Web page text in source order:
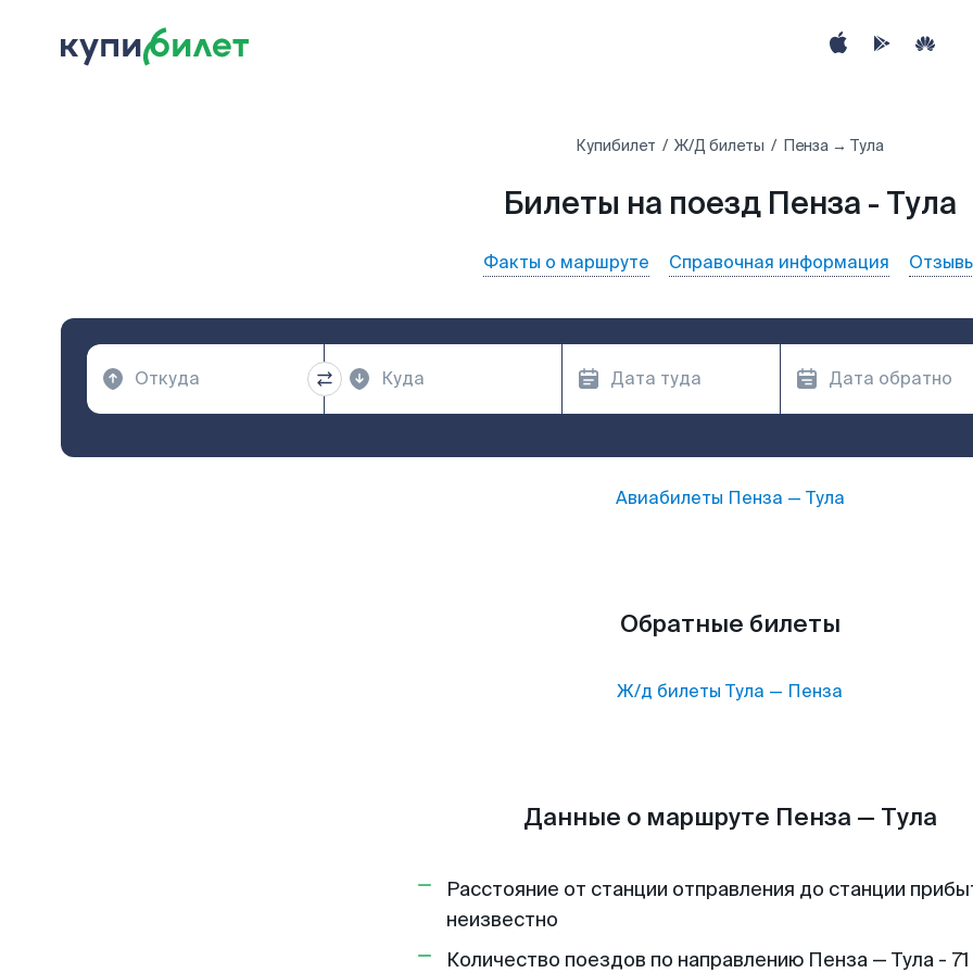
Купибилет Ж/Д билеты Пенза → Тула
Билеты на поезд Пенза - Тула
Факты о маршруте Справочная информация
Авиабилеты Пенза — Тула
Обратные билеты
Ж/д билеты Тула — Пенза
Данные о маршруте Пенза — Тула
Расстояние от станции отправления до станции
неизвестно
Количество поездов по направлению Пенза — Тула - 71